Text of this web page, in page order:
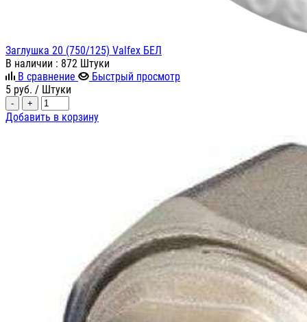
Заглушка 20 (750/125) Valfex БЕЛ
В наличии : 872 Штуки
В сравнение
Быстрый просмотр
5 руб. / Штуки
- +
Добавить в корзину